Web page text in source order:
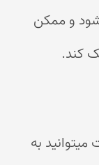
و ممکن
کند.
به